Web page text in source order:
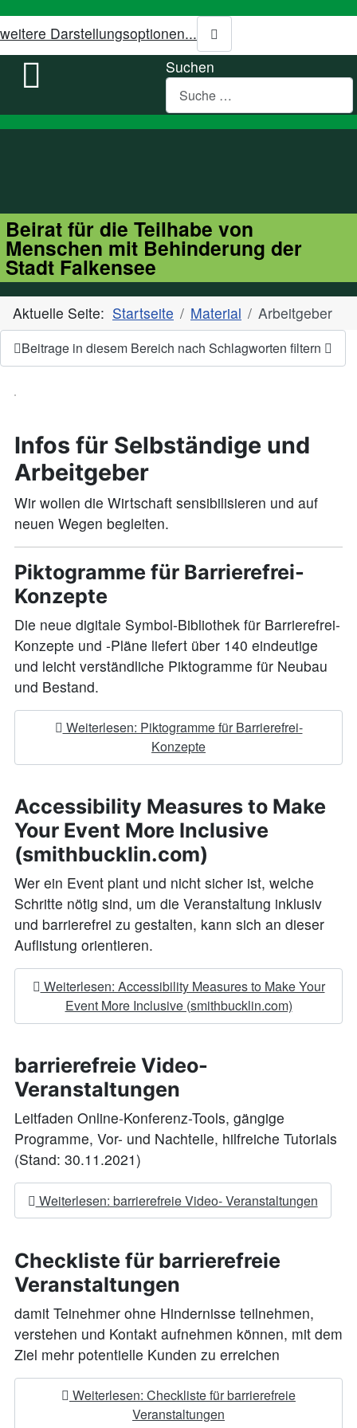
weitere Darstellungsoptionen...
Suchen
Beirat für die Teilhabe von
Menschen mit Behinderung der
Stadt Falkensee
Aktuelle Seite: Startseite Material Arbeitgeber
Beitrage in diesem Bereich nach Schlagworten filtern
Infos für Selbständige und
Arbeitgeber
Wir wollen die Wirtschaft sensibilisieren und auf
neuen Wegen begleiten.
Piktogramme für Barrierefrei-
Konzepte
Die neue digitale Symbol-Bibliothek für Barrierefrei-
Konzepte und -Pläne liefert über 140 eindeutige
und leicht verständli­che Piktogramme für Neubau
und Bestand.
Weiterlesen: Piktogramme für Barrierefrei-
Konzepte
Accessibility Measures to Make
Your Event More Inclusive
(smithbucklin.com)
Wer ein Event plant und nicht sicher ist, welche
Schritte nötig sind, um die Veranstaltung inklusiv
und barrierefrei zu gestalten, kann sich an dieser
Auflistung orientieren.
Weiterlesen: Accessibility Measures to Make Your
Event More Inclusive (smithbucklin.com)
barrierefreie Video-
Veranstaltungen
Leitfaden Online-Konferenz-Tools, gängige
Programme, Vor- und Nachteile, hilfreiche Tutorials
(Stand: 30.11.2021)
Weiterlesen: barrierefreie Video- Veranstaltungen
Checkliste für barrierefreie
Veranstaltungen
damit Teinehmer ohne Hindernisse teilnehmen,
verstehen und Kontakt aufnehmen können, mit dem
Ziel mehr potentielle Kunden zu erreichen
Weiterlesen: Checkliste für barrierefreie
Veranstaltungen